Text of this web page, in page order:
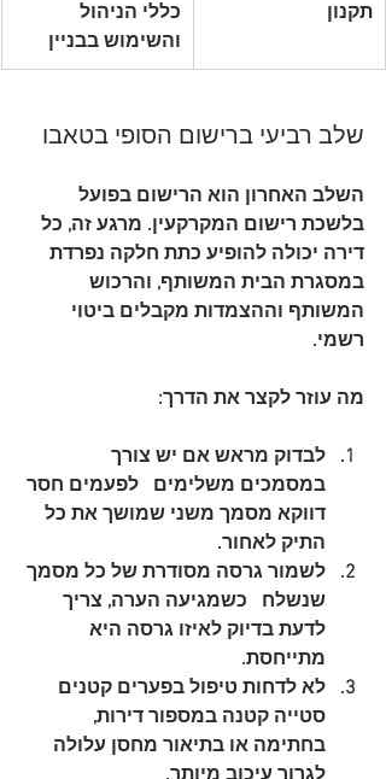
תקנון
כללי הניהול
והשימוש בבניין
שלב רביעי ברישום הסופי בטאבו
השלב האחרון הוא הרישום בפועל
בלשכת רישום המקרקעין. מרגע זה, כל
דירה יכולה להופיע כתת חלקה נפרדת
במסגרת הבית המשותף, והרכוש
המשותף וההצמדות מקבלים ביטוי
רשמי.
מה עוזר לקצר את הדרך:
לבדוק מראש אם יש צורך
במסמכים משלימים
   לפעמים חסר
דווקא מסמך משני שמושך את כל
התיק לאחור.
לשמור גרסה מסודרת של כל מסמך
שנשלח
   כשמגיעה הערה, צריך
לדעת בדיוק לאיזו גרסה היא
מתייחסת.
לא לדחות טיפול בפערים קטנים
סטייה קטנה במספור דירות,
בחתימה או בתיאור מחסן עלולה